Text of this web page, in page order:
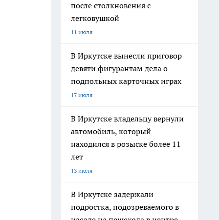
после столкновения с
легковушкой
11 июля
В Иркутске вынесли приговор
девяти фигурантам дела о
подпольных карточных играх
17 июля
В Иркутске владельцу вернули
автомобиль, который
находился в розыске более 11
лет
13 июля
В Иркутске задержали
подростка, подозреваемого в